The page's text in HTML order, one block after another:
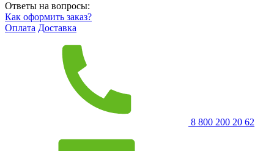
Ответы на вопросы:
Как оформить заказ?
Оплата Доставка
8 800 200 20 62